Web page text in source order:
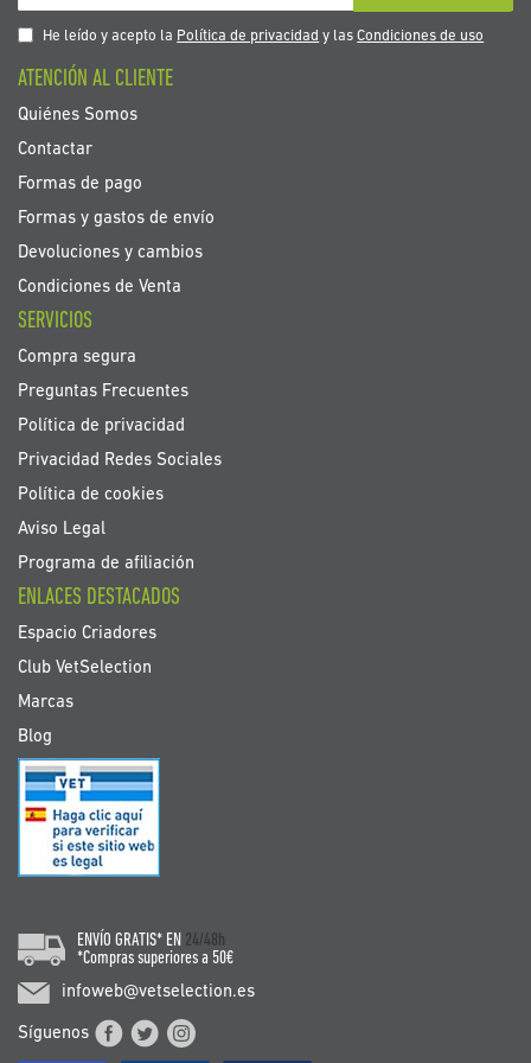
a
nuestro
de
noticias:
He leído y acepto la Política de privacidad y lasCondiciones de uso
ATENCIÓN AL CLIENTE
Quiénes Somos
Contactar
Formas de pago
Formas y gastos de envío
Devoluciones y cambios
Condiciones de Venta
SERVICIOS
Compra segura
Preguntas Frecuentes
Política de privacidad
Privacidad Redes Sociales
Política de cookies
Aviso Legal
Programa de afiliación
ENLACES DESTACADOS
Espacio Criadores
Club VetSelection
Marcas
Blog
ENVÍO GRATIS* EN 24/48h
*Compras superiores a 50€
infoweb@vetselection.es
Síguenos